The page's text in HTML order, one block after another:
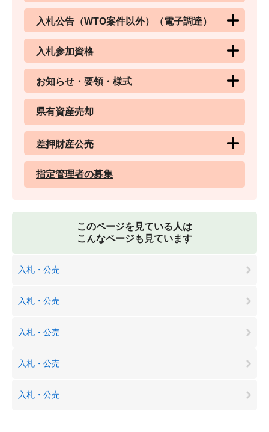
入札公告（WTO案件以外）（電子調達）
入札参加資格
お知らせ・要領・様式
県有資産売却
差押財産公売
指定管理者の募集
このページを見ている人は
こんなページも見ています
入札・公売
入札・公売
入札・公売
入札・公売
入札・公売